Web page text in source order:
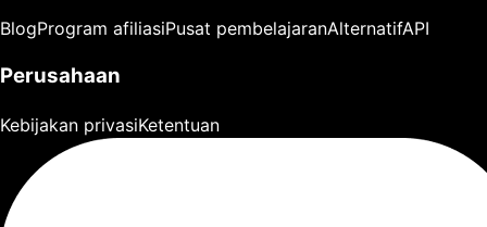
BlogProgram afiliasiPusat pembelajaranAlternatifAPI
Perusahaan
Kebijakan privasiKetentuan